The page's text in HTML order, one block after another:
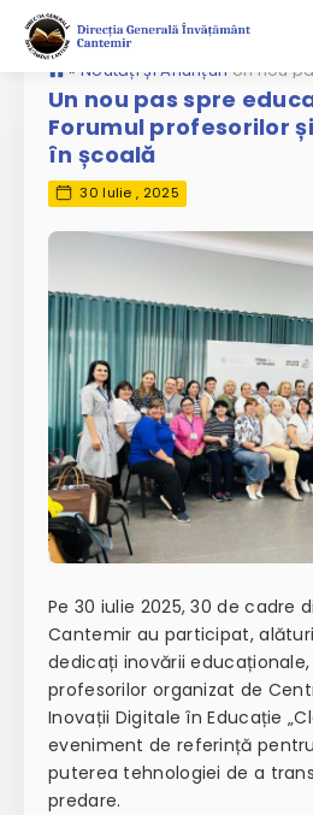
» Noutăți și Anunțuri
Un nou pas spre
Forumul profesorilor
în școală
30 Iulie , 2025
Pe 30 iulie 2025, 30 de cadre
Cantemir au participat,
dedicați inovării educaționale,
profesorilor organizat de
Inovații Digitale în Educație
eveniment de referință
puterea tehnologiei de a
predare.